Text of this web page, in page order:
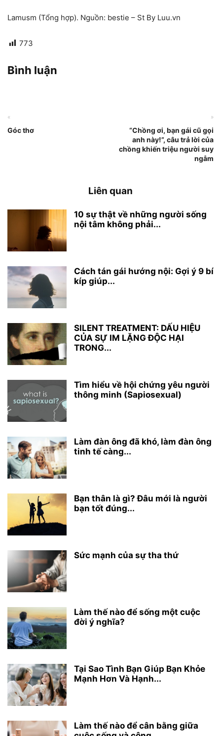
Lamusm (Tổng hợp). Nguồn: bestie – St By Luu.vn
773
Bình luận
«
Góc thơ
»
“Chồng ơi, bạn gái cũ gọi
anh này!”, câu trả lời của
chồng khiến triệu người suy
ngẫm
Liên quan
10 sự thật về những người sống
nội tâm không phải...
Cách tán gái hướng nội: Gợi ý 9 bí
kíp giúp...
SILENT TREATMENT: DẤU HIỆU
CỦA SỰ IM LẶNG ĐỘC HẠI
TRONG...
Tìm hiểu về hội chứng yêu người
thông minh (Sapiosexual)
Làm đàn ông đã khó, làm đàn ông
tinh tế càng...
Bạn thân là gì? Đâu mới là người
bạn tốt đúng...
Sức mạnh của sự tha thứ
Làm thế nào để sống một cuộc
đời ý nghĩa?
Tại Sao Tình Bạn Giúp Bạn Khỏe
Mạnh Hơn Và Hạnh...
Làm thế nào để cân bằng giữa